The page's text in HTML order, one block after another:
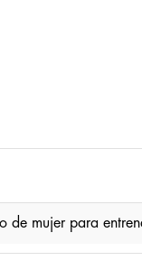
de mujer para